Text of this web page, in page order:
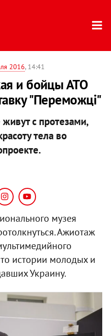
2016, 14:41
и бойцы АТО
"Переможці"
с протезами,
тела во
музея
Ажиотаж
истории молодых и
Украину.